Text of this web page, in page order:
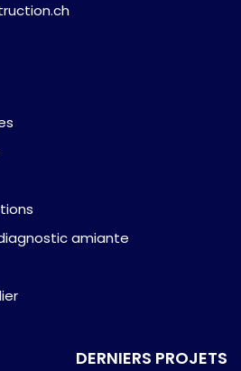
amiante
DERNIERS PROJETS